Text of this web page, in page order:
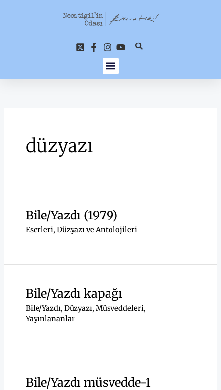
düzyazı
Bile/Yazdı (1979)
Eserleri, Düzyazı ve Antolojileri
Bile/Yazdı kapağı
Bile/Yazdı, Düzyazı, Müsveddeleri,
Yayınlananlar
Bile/Yazdı müsvedde-1